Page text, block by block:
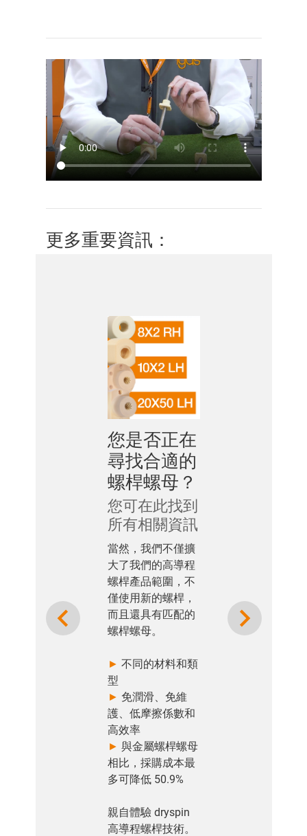
更多重要資訊：
您是否正在
尋找合適的
螺桿螺母？
您可在此找到
所有相關資訊
當然，我們不僅擴
大了我們的高導程
螺桿產品範圍，不
僅使用新的螺桿，
而且還具有匹配的
螺桿螺母。
► 不同的材料和類
型
► 免潤滑、免維
護、低摩擦係數和
高效率
► 與金屬螺桿螺母
相比，採購成本最
多可降低 50.9%
親自體驗 dryspin
高導程螺桿技術。
Previous